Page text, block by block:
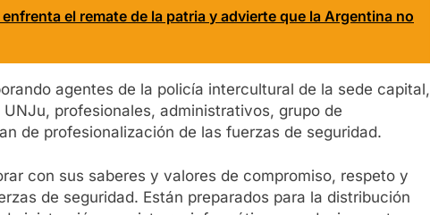
el remate de la patria y advierte que la Argentina no
agentes de la policía intercultural de la sede capital,
profesionales, administrativos, grupo de
de profesionalización de las fuerzas de seguridad.
con sus saberes y valores de compromiso, respeto y
de seguridad. Están preparados para la distribución